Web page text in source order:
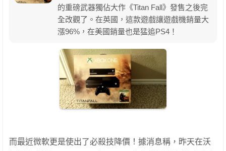
的重磅武器獨佔大作《Titan Fall》發售之後完
全改觀了。在英國，這款遊戲讓遊戲機銷量大
漲96%，在美國銷量也是猛追PS4！
而最近微軟更是使出了必殺技降價！ 據消息稱，昨天在沃